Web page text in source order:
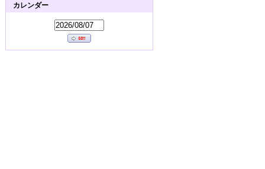
カレンダー